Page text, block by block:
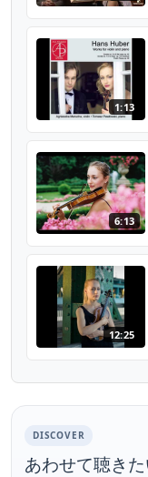
1:13
6:13
12:25
DISCOVER
あわせて聴き